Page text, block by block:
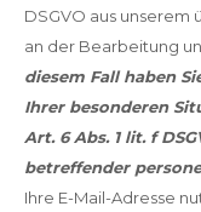
DSGVO aus
an der Bearbeitung
diesem Fall haben
Ihrer besonderen
Art. 6 Abs. 1 lit. f
betreffender
Ihre E-Mail-Adresse